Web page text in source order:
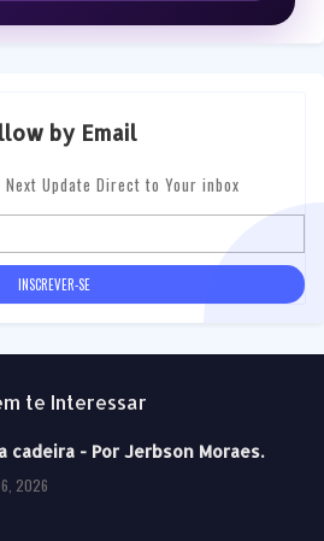
by Email
Update Direct to Your inbox
te Interessar
cadeira - Por Jerbson Moraes.
2026